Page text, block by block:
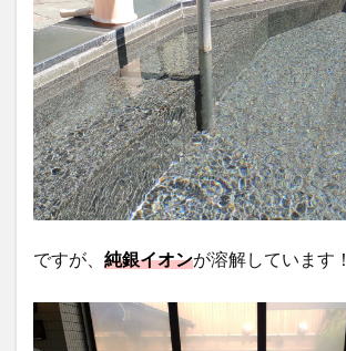
ですが、 純銀イオンが溶解しています！